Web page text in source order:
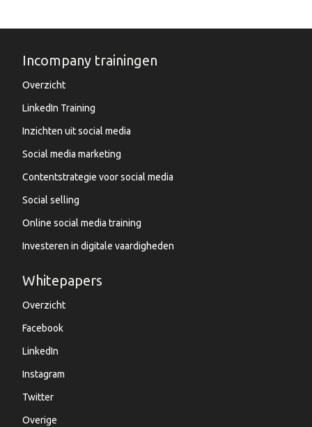
Incompany trainingen
Overzicht
LinkedIn Training
Inzichten uit social media
Social media marketing
Contentstrategie voor social media
Social selling
Online social media training
Investeren in digitale vaardigheden
Whitepapers
Overzicht
Facebook
LinkedIn
Instagram
Twitter
Overige